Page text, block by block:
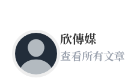
欣傳媒
查看所有文章